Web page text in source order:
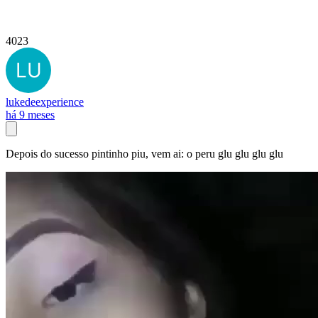
4023
lukedeexperience
há 9 meses
Depois do sucesso pintinho piu, vem ai: o peru glu glu glu glu